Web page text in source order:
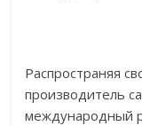
Распространяя
производитель
международный